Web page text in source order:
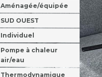
Aménagée/équipée
SUD OUEST
Individuel
Pompe à chaleur
air/eau
Thermodynamique